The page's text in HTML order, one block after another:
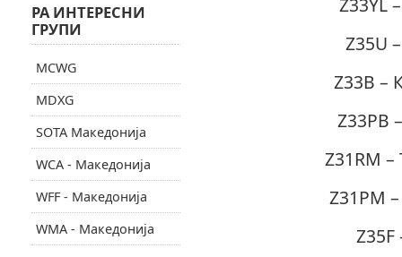
Z33YL
Z35U
Z33B –
Z33PB
Z31RM
Z31PM
Z35F
РА ИНТЕРЕСНИ
ГРУПИ
MCWG
MDXG
SOTA Македонија
WCA - Македонија
WFF - Македонија
WMA - Македонија